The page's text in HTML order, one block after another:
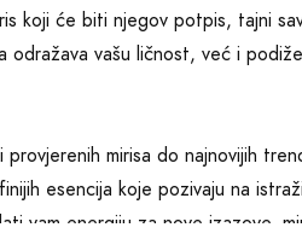
koji će biti njegov potpis, tajni
vašu ličnost, već i
mirisa do najnovijih
esencija koje pozivaju na
vam energiju za nove izazove,